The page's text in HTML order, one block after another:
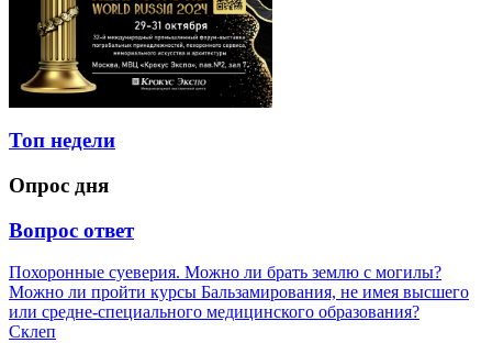
Топ недели
Опрос дня
Вопрос ответ
Похоронные суеверия. Можно ли брать землю с могилы?
Можно ли пройти курсы Бальзамирования, не имея высшего
или средне-специального медицинского образования?
Склеп